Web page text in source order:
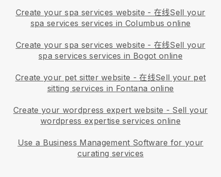
Create your spa services website - 在线Sell your
spa services services in Columbus online
Create your spa services website - 在线Sell your
spa services services in Bogot online
Create your pet sitter website - 在线Sell your pet
sitting services in Fontana online
Create your wordpress expert website - Sell your
wordpress expertise services online
Use a Business Management Software for your
curating services